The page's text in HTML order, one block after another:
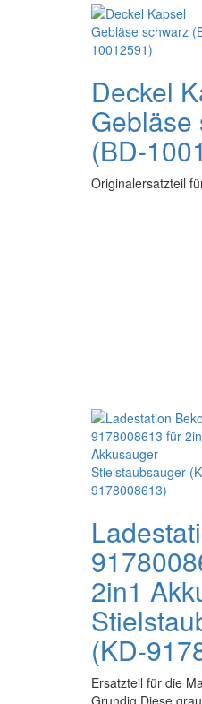
Deckel
Gebläse
(BD-
Originalersatzteil
2in1
(KD-
Ersatzteil für die
Grundig Diese